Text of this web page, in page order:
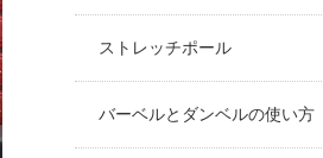
ストレッチポール
バーベルとダンベルの使い方